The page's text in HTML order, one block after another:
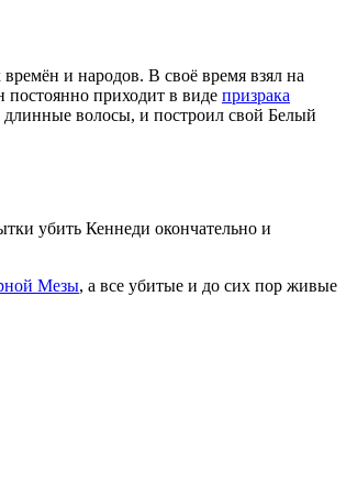
времён и народов. В своё время взял на
приходит в виде призрака
длинные волосы, и построил свой Белый
убить Кеннеди окончательно и
Мезы, а все убитые и до сих пор живые